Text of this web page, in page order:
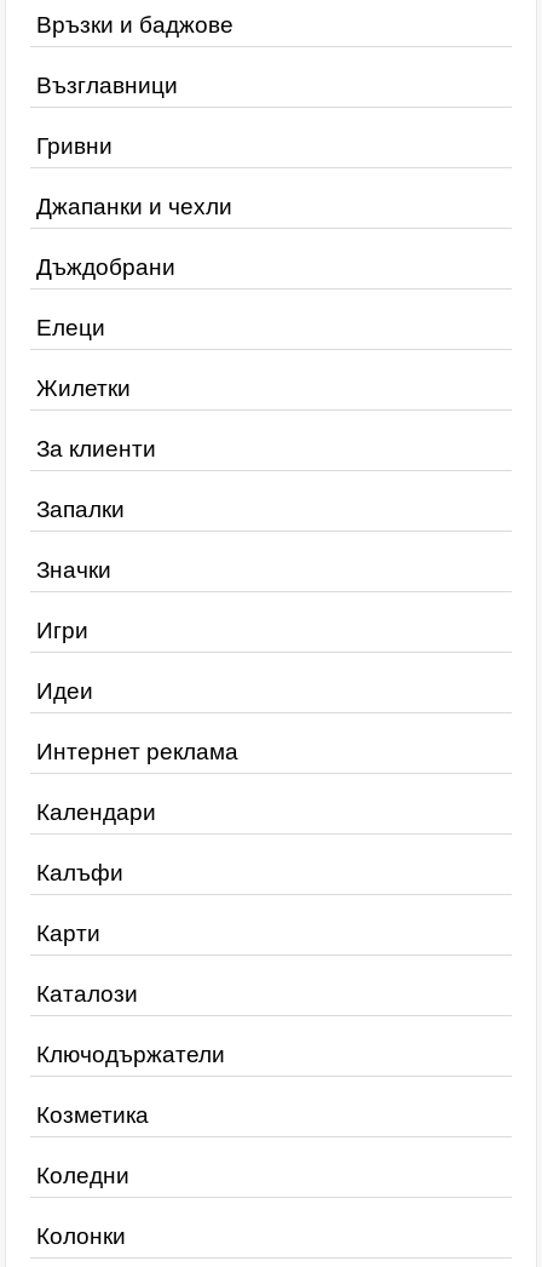
Връзки и баджове
Възглавници
Гривни
Джапанки и чехли
Дъждобрани
Елеци
Жилетки
За клиенти
Запалки
Значки
Игри
Идеи
Интернет реклама
Календари
Калъфи
Карти
Каталози
Ключодържатели
Козметика
Коледни
Колонки